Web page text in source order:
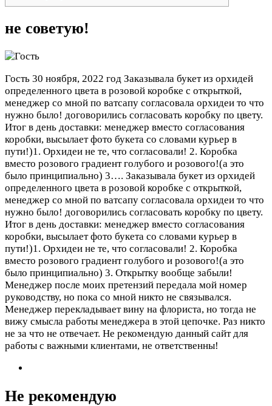
не советую!
Гость 30 ноября, 2022 год Заказывала букет из орхидей
определенного цвета в розовой коробке с открыткой,
менеджер со мной по ватсапу согласовала орхидеи то что
нужно было! договорились согласовать коробку по цвету.
Итог в день доставки: менеджер вместо согласования
коробки, высылает фото букета со словами курьер в
пути!)1. Орхидеи не те, что согласовали! 2. Коробка
вместо розового градиент голубого и розового!(а это
было принципиально) 3…. Заказывала букет из орхидей
определенного цвета в розовой коробке с открыткой,
менеджер со мной по ватсапу согласовала орхидеи то что
нужно было! договорились согласовать коробку по цвету.
Итог в день доставки: менеджер вместо согласования
коробки, высылает фото букета со словами курьер в
пути!)1. Орхидеи не те, что согласовали! 2. Коробка
вместо розового градиент голубого и розового!(а это
было принципиально) 3. Открытку вообще забыли!
Менеджер после моих претензий передала мой номер
руководству, но пока со мной никто не связывался.
Менеджер перекладывает вину на флориста, но тогда не
вижу смысла работы менеджера в этой цепочке. Раз никто
не за что не отвечает. Не рекомендую данный сайт для
работы с важными клиентами, не ответственны!
Не рекомендую